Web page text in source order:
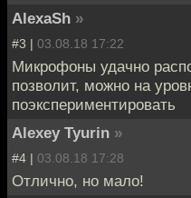
AlexaSh »
#3 | 03.08.18 17:22
Микрофоны удачно
позволит, можно на
поэкспериментировать
Alexey Tyurin »
#4 | 03.08.18 17:28
Отлично, но мало!